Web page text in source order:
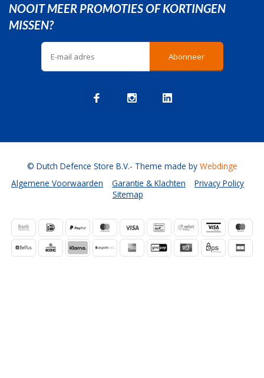
NOOIT MEER PROMOTIES OF KORTINGEN
MISSEN?
Abonneer
Algemene Voorwaarden Garantie & Klachten
Privacy Policy
Sitemap
© Dutch Defence Store B.V.- Theme made by Webdinge